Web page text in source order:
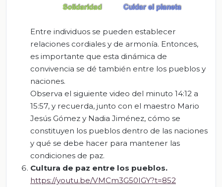
Entre individuos se pueden establecer
relaciones cordiales y de armonía. Entonces,
es importante que esta dinámica de
convivencia se dé también entre los pueblos y
naciones.
Observa el siguiente video del minuto 14:12 a
15:57, y recuerda, junto con el maestro Mario
Jesús Gómez y Nadia Jiménez, cómo se
constituyen los pueblos dentro de las naciones
y qué se debe hacer para mantener las
condiciones de paz.
Cultura de paz entre los pueblos.
https://youtu.be/VMCm3G50IGY?t=852